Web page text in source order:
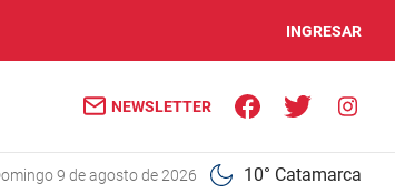
INGRESAR
NEWSLETTER
domingo 9 de agosto de 2026 10° Catamarca